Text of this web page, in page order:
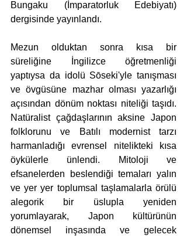
Bungaku (İmparatorluk Edebiyatı)
dergisinde yayınlandı.
Mezun olduktan sonra kısa bir
süreliğine İngilizce öğretmenliği
yaptıysa da idolü Sōseki'yle tanışması
ve övgüsüne mazhar olması yazarlığı
açısından dönüm noktası niteliği taşıdı.
Natüralist çağdaşlarının aksine Japon
folklorunu ve Batılı modernist tarzı
harmanladığı evrensel nitelikteki kısa
öykülerle ünlendi. Mitoloji ve
efsanelerden beslendiği temaları yalın
ve yer yer toplumsal taşlamalarla örülü
alegorik bir üslupla yeniden
yorumlayarak, Japon kültürünün
dönemsel inşasında ve gelecek